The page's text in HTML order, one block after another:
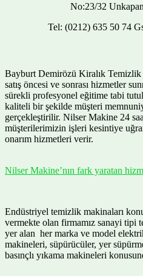
No:23/32
Tel: (0212) 635 50 74
Bayburt Demirözü Kiralık
satış öncesi ve sonrası hizmetler
sürekli profesyonel eğitime tabi
kaliteli bir şekilde müşteri
gerçekleştirilir. Nilser Makine 24
müşterilerimizin işleri kesintiye
onarım hizmetleri verir.
Nilser Makine’nın fark yaratan
Endüstriyel temizlik makinaları
vermekte olan firmamız sanayi tipi
yer alan her marka ve model
makineleri, süpürücüler, yer
basınçlı yıkama makineleri